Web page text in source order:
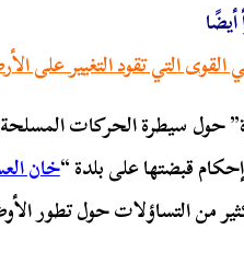
أيضًا
التي تقود التغيير على
حول سيطرة الحركات
قبضتها على بلدة “خان
من التساؤلات حول تطور